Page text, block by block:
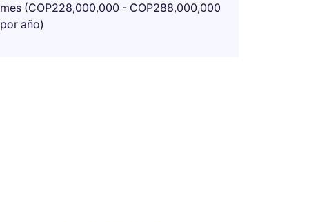
mes (COP228,000,000 - COP288,000,000
por año)